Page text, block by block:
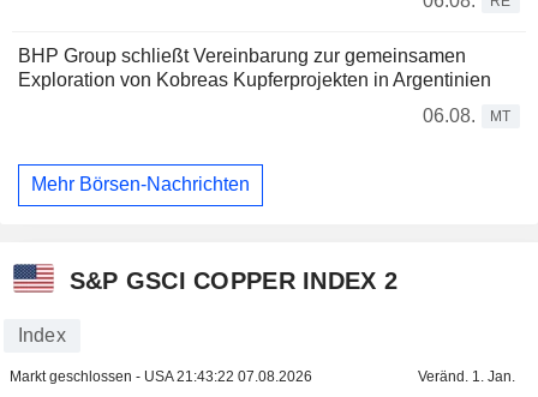
BHP Group schließt Vereinbarung zur gemeinsamen
Exploration von Kobreas Kupferprojekten in Argentinien
06.08.
MT
Mehr Börsen-Nachrichten
S&P GSCI COPPER INDEX 2
Index
Markt geschlossen - USA21:43:22 07.08.2026 Veränd. 1. Jan.